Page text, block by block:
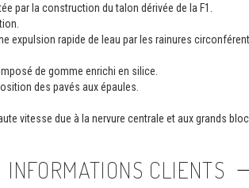
par la construction du talon dérivée de la F1.
expulsion rapide de leau par les rainures
de gomme enrichi en silice.
des pavés aux épaules.
vitesse due à la nervure centrale et aux grands
INFORMATIONS CLIENTS